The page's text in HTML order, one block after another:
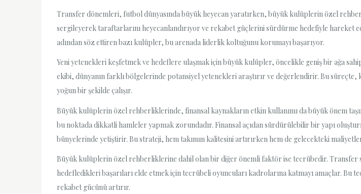
Transfer dönemleri, futbol dünyasında büyük heyecan yaratırken, büyük kulüplerin özel
sergileyerek taraftarlarını heyecanlandırıyor ve rekabet güçlerini sürdürme hedefiyle
adından söz ettiren bazı kulüpler, bu arenada liderlik koltuğunu korumayı başarıyor.
Yeni yetenekleri keşfetmek ve hedeflere ulaşmak için büyük kulüpler, öncelikle geniş bir ağa
ekibi, dünyanın farklı bölgelerinde potansiyel yetenekleri araştırır ve değerlendirir. Bu
yoğun bir şekilde çalışır.
Büyük kulüplerin özel rehberliklerinde, finansal kaynakların etkin kullanımı da büyük önem
bu noktada dikkatli hamleler yapmak zorundadır. Finansal açıdan sürdürülebilir bir yapı
bünyelerinde yetiştirir. Bu strateji, hem takımın kalitesini artırırken hem de gelecekteki
Büyük kulüplerin özel rehberliklerine dahil olan bir diğer önemli faktör ise tecrübedir. Transfer
hedefledikleri başarıları elde etmek için tecrübeli oyuncuları kadrolarına katmayı amaçlar. Bu
rekabet gücünü artırır.